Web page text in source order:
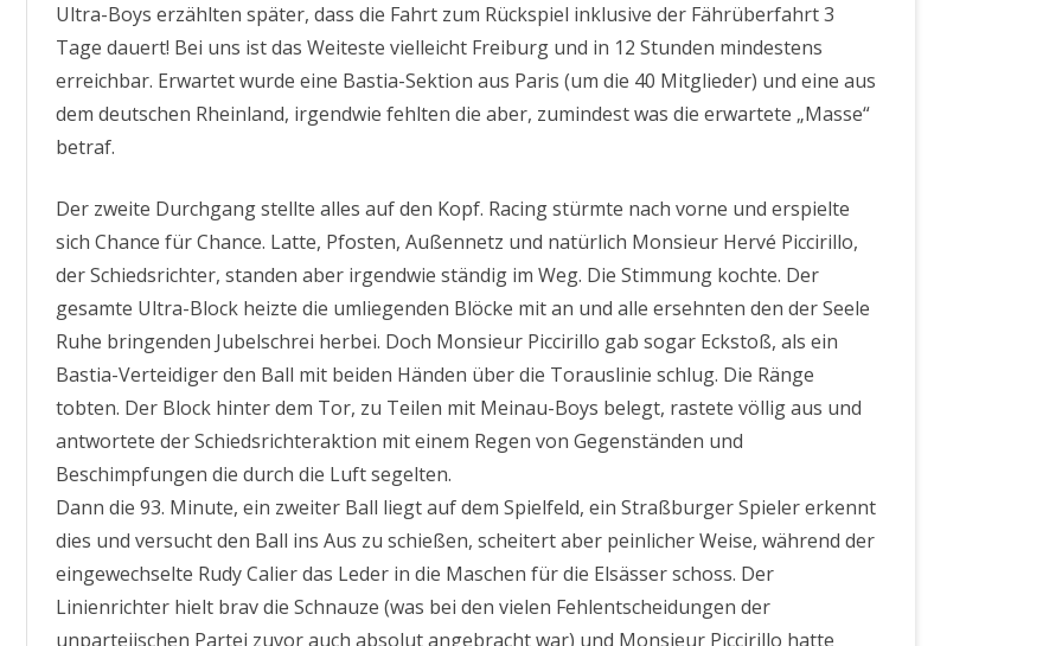
Ultra-Boys erzählten später, dass die Fahrt zum Rückspiel inklusive der Fährüberfahrt 3
Tage dauert! Bei uns ist das Weiteste vielleicht Freiburg und in 12 Stunden mindestens
erreichbar. Erwartet wurde eine Bastia-Sektion aus Paris (um die 40 Mitglieder) und eine aus
dem deutschen Rheinland, irgendwie fehlten die aber, zumindest was die erwartete „Masse“
betraf.
Der zweite Durchgang stellte alles auf den Kopf. Racing stürmte nach vorne und erspielte
sich Chance für Chance. Latte, Pfosten, Außennetz und natürlich Monsieur Hervé Piccirillo,
der Schiedsrichter, standen aber irgendwie ständig im Weg. Die Stimmung kochte. Der
gesamte Ultra-Block heizte die umliegenden Blöcke mit an und alle ersehnten den der Seele
Ruhe bringenden Jubelschrei herbei. Doch Monsieur Piccirillo gab sogar Eckstoß, als ein
Bastia-Verteidiger den Ball mit beiden Händen über die Torauslinie schlug. Die Ränge
tobten. Der Block hinter dem Tor, zu Teilen mit Meinau-Boys belegt, rastete völlig aus und
antwortete der Schiedsrichteraktion mit einem Regen von Gegenständen und
Beschimpfungen die durch die Luft segelten.
Dann die 93. Minute, ein zweiter Ball liegt auf dem Spielfeld, ein Straßburger Spieler erkennt
dies und versucht den Ball ins Aus zu schießen, scheitert aber peinlicher Weise, während der
eingewechselte Rudy Calier das Leder in die Maschen für die Elsässer schoss. Der
Linienrichter hielt brav die Schnauze (was bei den vielen Fehlentscheidungen der
unparteiischen Partei zuvor auch absolut angebracht war) und Monsieur Piccirillo hatte